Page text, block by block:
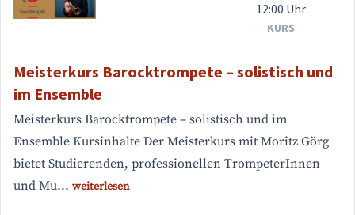
12:00 Uhr
KURS
Meisterkurs Barocktrompete – solistisch und
im Ensemble
Meisterkurs Barocktrompete – solistisch und im
Ensemble Kursinhalte Der Meisterkurs mit Moritz Görg
bietet Studierenden, professionellen TrompeterInnen
und Mu... weiterlesen